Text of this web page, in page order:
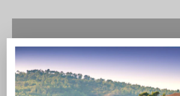
DÉCOUVRIR